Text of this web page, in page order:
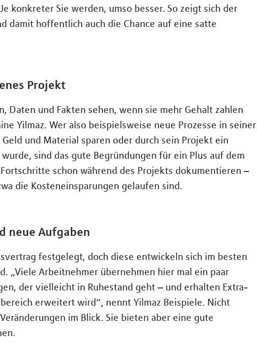
konkreter Sie werden, umso besser. So zeigt sich der
damit hoffentlich auch die Chance auf eine satte
Projekt
Daten und Fakten sehen, wenn sie mehr Gehalt zahlen
Yilmaz. Wer also beispielsweise neue Prozesse in seiner
und Material sparen oder durch sein Projekt ein
sind das gute Begründungen für ein Plus auf dem
schon während des Projekts dokumentieren –
die Kosteneinsparungen gelaufen sind.
neue Aufgaben
festgelegt, doch diese entwickeln sich im besten
„Viele Arbeitnehmer übernehmen hier mal ein paar
der vielleicht in Ruhestand geht – und erhalten Extra-
erweitert wird“, nennt Yilmaz Beispiele. Nicht
im Blick. Sie bieten aber eine gute